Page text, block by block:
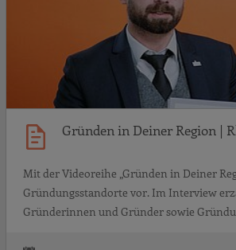
Gründen in Deiner Region |
Mit der Videoreihe „Gründen in Deiner
Gründungsstandorte vor. Im Interview
Gründerinnen und Gründer sowie